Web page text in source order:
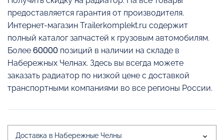
предоставляется гарантия от производителя.
Интернет-магазин Trailerkomplekt.ru содержит
полный каталог запчастей к грузовым автомобилям.
Более 60000 позиций в наличии на складе в
Набережных Челнах. Здесь вы всегда можете
заказать радиатор по низкой цене с доставкой
транспортными компаниями во все регионы России.
Доставка в Набережные Челны